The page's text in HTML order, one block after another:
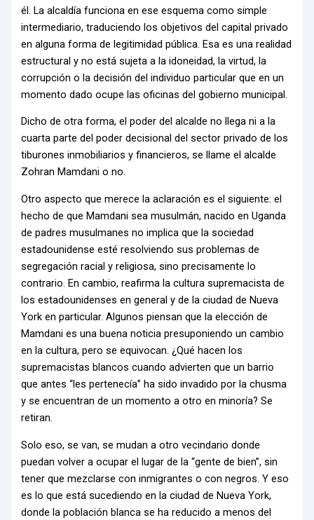
él. La alcaldía funciona en ese esquema como simple
intermediario, traduciendo los objetivos del capital privado
en alguna forma de legitimidad pública. Esa es una realidad
estructural y no está sujeta a la idoneidad, la virtud, la
corrupción o la decisión del individuo particular que en un
momento dado ocupe las oficinas del gobierno municipal.
Dicho de otra forma, el poder del alcalde no llega ni a la
cuarta parte del poder decisional del sector privado de los
tiburones inmobiliarios y financieros, se llame el alcalde
Zohran Mamdani o no.
Otro aspecto que merece la aclaración es el siguiente: el
hecho de que Mamdani sea musulmán, nacido en Uganda
de padres musulmanes no implica que la sociedad
estadounidense esté resolviendo sus problemas de
segregación racial y religiosa, sino precisamente lo
contrario. En cambio, reafirma la cultura supremacista de
los estadounidenses en general y de la ciudad de Nueva
York en particular. Algunos piensan que la elección de
Mamdani es una buena noticia presuponiendo un cambio
en la cultura, pero se equivocan. ¿Qué hacen los
supremacistas blancos cuando advierten que un barrio
que antes “les pertenecía” ha sido invadido por la chusma
y se encuentran de un momento a otro en minoría? Se
retiran.
Solo eso, se van, se mudan a otro vecindario donde
puedan volver a ocupar el lugar de la “gente de bien”, sin
tener que mezclarse con inmigrantes o con negros. Y eso
es lo que está sucediendo en la ciudad de Nueva York,
donde la población blanca se ha reducido a menos del